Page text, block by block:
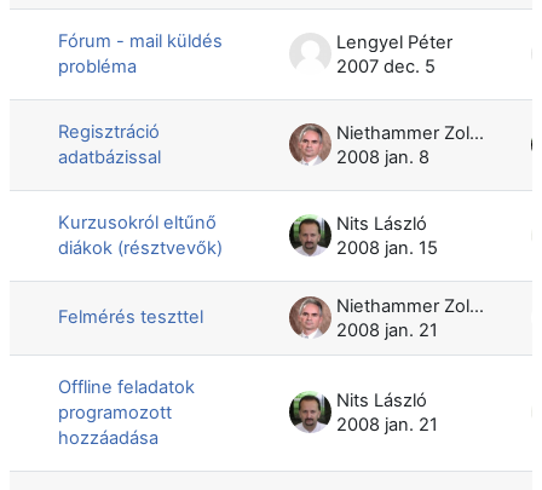
Fórum - mail küldés
probléma
Lengyel Péter
2007 dec. 5
Regisztráció
adatbázissal
Niethammer Zoltán
2008 jan. 8
Kurzusokról eltűnő
diákok (résztvevők)
Nits László
2008 jan. 15
Felmérés teszttel
Niethammer Zoltán
2008 jan. 21
Offline feladatok
programozott
hozzáadása
Nits László
2008 jan. 21